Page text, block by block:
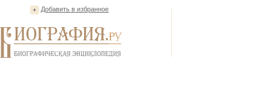
Добавить в избранное